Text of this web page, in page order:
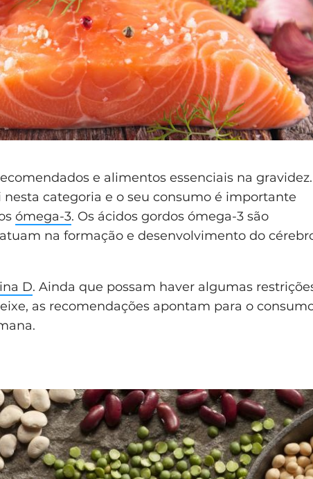
e alimentos essenciais na
categoria e o seu consumo é importante
ómega-3. Os ácidos gordos ómega-3 são
na formação e desenvolvimento do
D. Ainda que possam haver algumas
as recomendações apontam para o